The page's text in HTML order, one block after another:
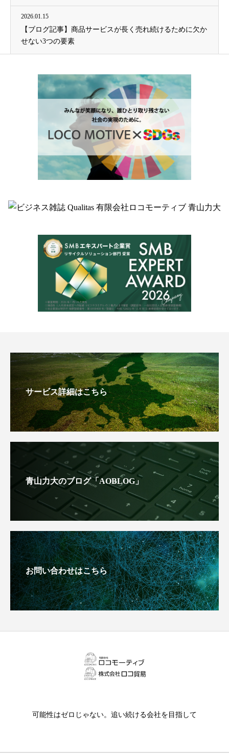
2026.01.15
【ブログ記事】商品サービスが長く売れ続けるために欠か
せない3つの要素
サービス詳細はこちら
青山力大のブログ「AOBLOG」
お問い合わせはこちら
可能性はゼロじゃない。追い続ける会社を目指して